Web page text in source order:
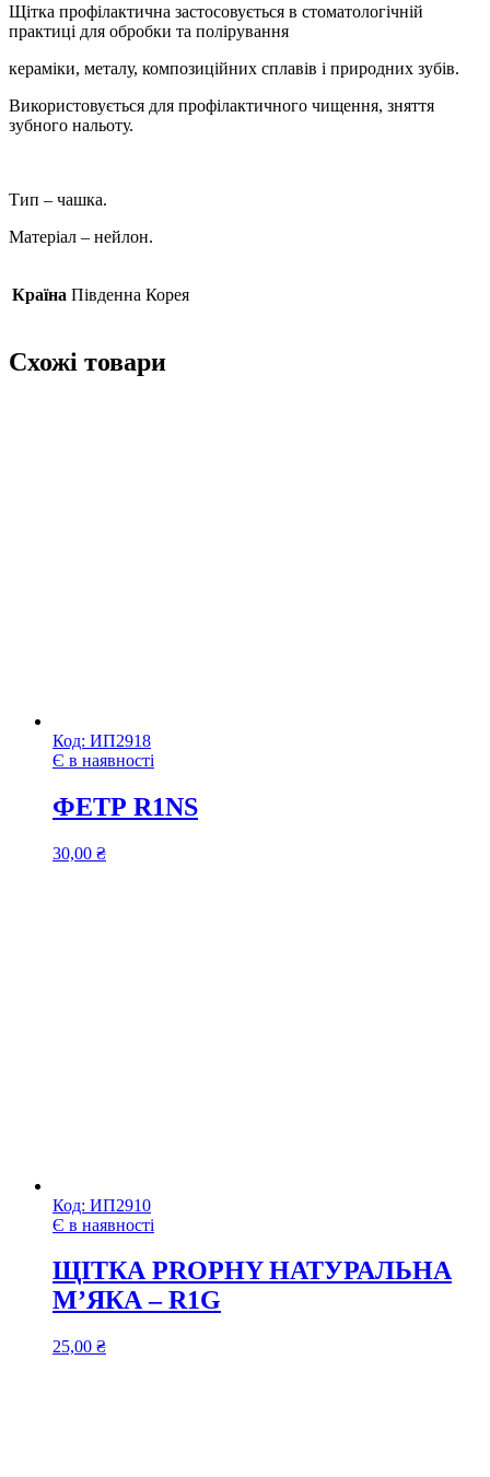
Щітка профілактична застосовується в стоматологічній
практиці для обробки та полірування
кераміки, металу, композиційних сплавів і природних зубів.
Використовується для профілактичного чищення, зняття
зубного нальоту.
Тип – чашка.
Матеріал – нейлон.
Країна Південна Корея
Схожі товари
Код: ИП2918
Є в наявності
ФЕТР R1NS
30,00 ₴
Код: ИП2910
Є в наявності
ЩІТКА PROPHY НАТУРАЛЬНА
М’ЯКА – R1G
25,00 ₴